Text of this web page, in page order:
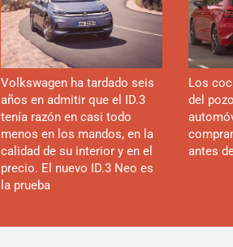
Volkswagen ha tardado seis
años en admitir que el ID.3
tenía razón en casi todo
menos en los mandos, en la
calidad de su interior y en el
precio. El nuevo ID.3 Neo es
la prueba
Los
del
antes